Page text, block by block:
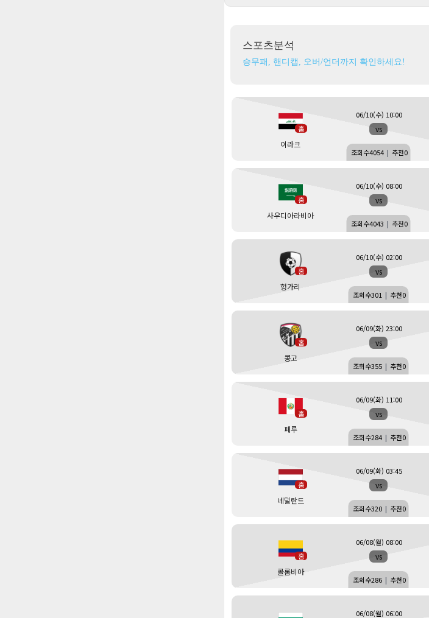
스포츠분석
승무패, 핸디캡, 오버/언더까지 확인하세요!
홈
이라크
vs
06/10(수) 10:00
조회수4054 | 추천0
홈
사우디아라비아
vs
06/10(수) 08:00
조회수4043 | 추천0
홈
헝가리
vs
06/10(수) 02:00
조회수301 | 추천0
홈
콩고
vs
06/09(화) 23:00
조회수355 | 추천0
홈
페루
vs
06/09(화) 11:00
조회수284 | 추천0
홈
네덜란드
vs
06/09(화) 03:45
조회수320 | 추천0
홈
콜롬비아
vs
06/08(월) 08:00
조회수286 | 추천0
06/08(월) 06:00